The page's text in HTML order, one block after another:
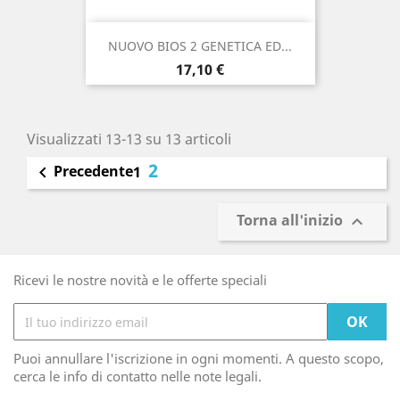
NUOVO BIOS 2 GENETICA ED...
Prezzo
17,10 €
Visualizzati 13-13 su 13 articoli
 Precedente1 2
Torna all'inizio 
Ricevi le nostre novità e le offerte speciali
Puoi annullare l'iscrizione in ogni momenti. A questo scopo,
cerca le info di contatto nelle note legali.